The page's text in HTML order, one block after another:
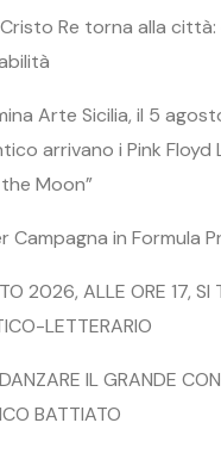
Re torna alla città:
Arte Sicilia, il 5
arrivano i Pink Floyd
Moon”
Campagna in Formula
2026, ALLE ORE 17, SI
LETTERARIO
IL GRANDE
BATTIATO